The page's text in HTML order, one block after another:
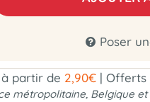
Poser
partir de 2,90€ | Offerts
métropolitaine, Belgique